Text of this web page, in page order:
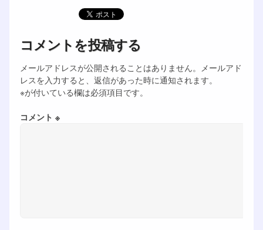
コメントを投稿する
メールアドレスが公開されることはありません。メールアド
レスを入力すると、返信があった時に通知されます。
※が付いている欄は必須項目です。
コメント ※